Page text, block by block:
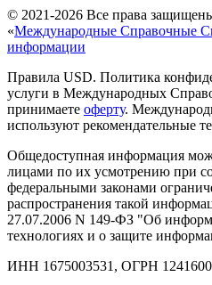
© 2021-2026 Все права
«Международные Справочные
информации
Правила USD. Политика
услуги в Международных
принимаете оферту.
используют рекомендательные
Общедоступная информация
лицами по их усмотрению при
федеральными законами
распространения такой
27.07.2006 N 149-ФЗ "Об
технологиях и о защите
ИНН 1675003531, ОГРН